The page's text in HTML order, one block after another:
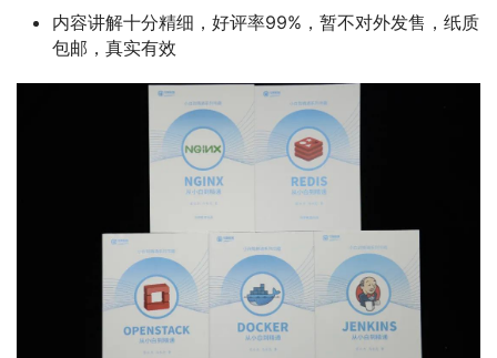
内容讲解十分精细，好评率99%，暂不对外发售，纸质
包邮，真实有效